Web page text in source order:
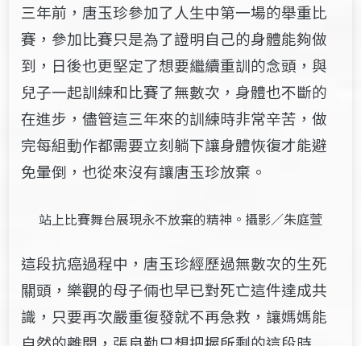
三年前，唐玉珍參加了人生中第一場的舉重比
賽，參加比賽只是為了證明自己的身體能夠做
到，日後也更堅定了想要繼續重訓的念頭，與
兒子一起訓練和比賽了無數次，身體也不斷的
在進步，儘管這三年來的訓練時非常辛苦，做
完每組動作都需要立刻躺下讓身體恢復才能避
免暈倒，也從來沒有讓唐玉珍放棄。
站上比賽舞台展現永不放棄的精神。攝影／朱庭萱
這段抗癌過程中，唐玉珍經歷過無數次的生死
關頭，樂觀的母子倆也早已對死亡這件達成共
識，只要再次嚴重復發就不再急救，讓媽媽能